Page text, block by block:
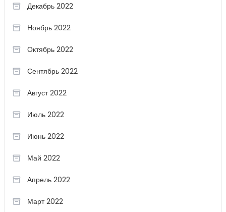
Декабрь 2022
Ноябрь 2022
Октябрь 2022
Сентябрь 2022
Август 2022
Июль 2022
Июнь 2022
Май 2022
Апрель 2022
Март 2022